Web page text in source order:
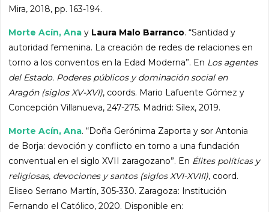
Mira, 2018, pp. 163-194.
Morte Acín, Ana y Laura Malo Barranco. “Santidad y
autoridad femenina. La creación de redes de relaciones en
torno a los conventos en la Edad Moderna”. En Los agentes
del Estado. Poderes públicos y dominación social en
Aragón (siglos XV-XVI), coords. Mario Lafuente Gómez y
Concepción Villanueva, 247-275. Madrid: Sílex, 2019.
Morte Acín, Ana. “Doña Gerónima Zaporta y sor Antonia
de Borja: devoción y conflicto en torno a una fundación
conventual en el siglo XVII zaragozano”. En Élites políticas y
religiosas, devociones y santos (siglos XVI-XVIII), coord.
Eliseo Serrano Martín, 305-330. Zaragoza: Institución
Fernando el Católico, 2020. Disponible en: